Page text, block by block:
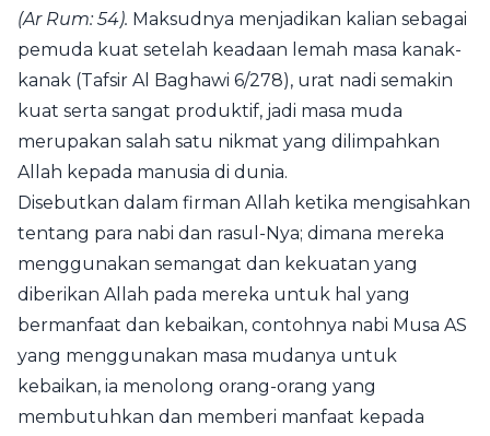
(Ar Rum: 54). Maksudnya menjadikan kalian sebagai
pemuda kuat setelah keadaan lemah masa kanak-
kanak (Tafsir Al Baghawi 6/278), urat nadi semakin
kuat serta sangat produktif, jadi masa muda
merupakan salah satu nikmat yang dilimpahkan
Allah kepada manusia di dunia.
Disebutkan dalam firman Allah ketika mengisahkan
tentang para nabi dan rasul-Nya; dimana mereka
menggunakan semangat dan kekuatan yang
diberikan Allah pada mereka untuk hal yang
bermanfaat dan kebaikan, contohnya nabi Musa AS
yang menggunakan masa mudanya untuk
kebaikan, ia menolong orang-orang yang
membutuhkan dan memberi manfaat kepada